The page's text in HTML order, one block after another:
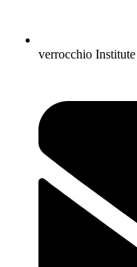
verrocchio Institute